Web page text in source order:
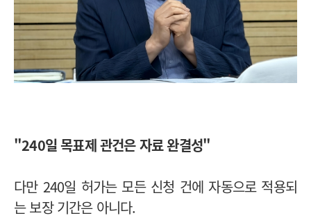
"240일 목표제 관건은 자료 완결성"
다만 240일 허가는 모든 신청 건에 자동으로 적용되
는 보장 기간은 아니다.